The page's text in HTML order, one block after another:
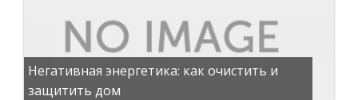
Негативная энергетика: как очистить и
защитить дом